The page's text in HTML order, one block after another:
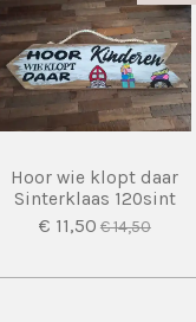
Hoor wie klopt daar
Sinterklaas 120sint
€ 11,50 € 14,50